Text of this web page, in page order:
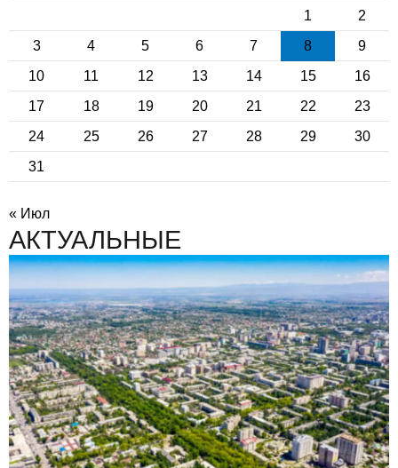
1
2
3
4 5 6 7 8
9
10
11 12 13 14 15
16
17
18 19 20 21 22
23
24
25 26 27 28 29
30
31
« Июл
АКТУАЛЬНЫЕ